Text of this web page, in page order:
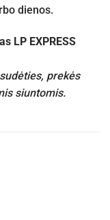
dienos.
LP EXPRESS
prekės
siuntomis.